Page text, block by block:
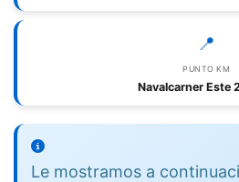
📍
PUNTO KM
Navalcarner Este
Le mostramos a